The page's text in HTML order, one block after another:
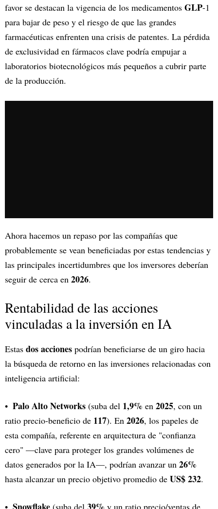
favor se destacan la vigencia de los medicamentos GLP-1
para bajar de peso y el riesgo de que las grandes
farmacéuticas enfrenten una crisis de patentes. La pérdida
de exclusividad en fármacos clave podría empujar a
laboratorios biotecnológicos más pequeños a cubrir parte
de la producción.
Ahora hacemos un repaso por las compañías que
probablemente se vean beneficiadas por estas tendencias y
las principales incertidumbres que los inversores deberían
seguir de cerca en 2026.
Rentabilidad de las acciones
vinculadas a la inversión en IA
Estas dos acciones podrían beneficiarse de un giro hacia
la búsqueda de retorno en las inversiones relacionadas con
inteligencia artificial:
Palo Alto Networks (suba del 1,9% en 2025, con un
ratio precio-beneficio de 117). En 2026, los papeles de
esta compañía, referente en arquitectura de "confianza
cero" —clave para proteger los grandes volúmenes de
datos generados por la IA—, podrían avanzar un 26%
hasta alcanzar un precio objetivo promedio de US$ 232.
(suba del y un ratio precio/ventas de